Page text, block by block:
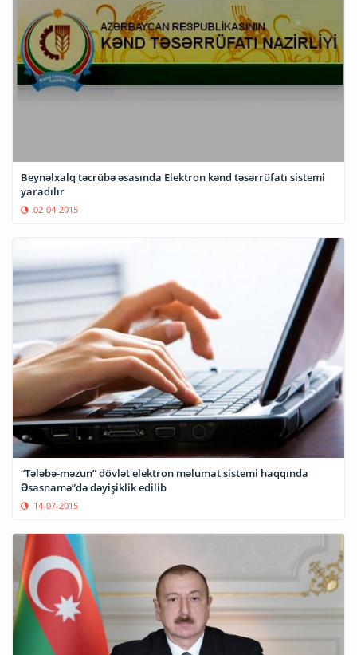
Beynəlxalq təcrübə əsasında Elektron kənd təsərrüfatı sistemi
yaradılır
02-04-2015
“Tələbə-məzun” dövlət elektron məlumat sistemi haqqında
Əsasnamə”də dəyişiklik edilib
14-07-2015